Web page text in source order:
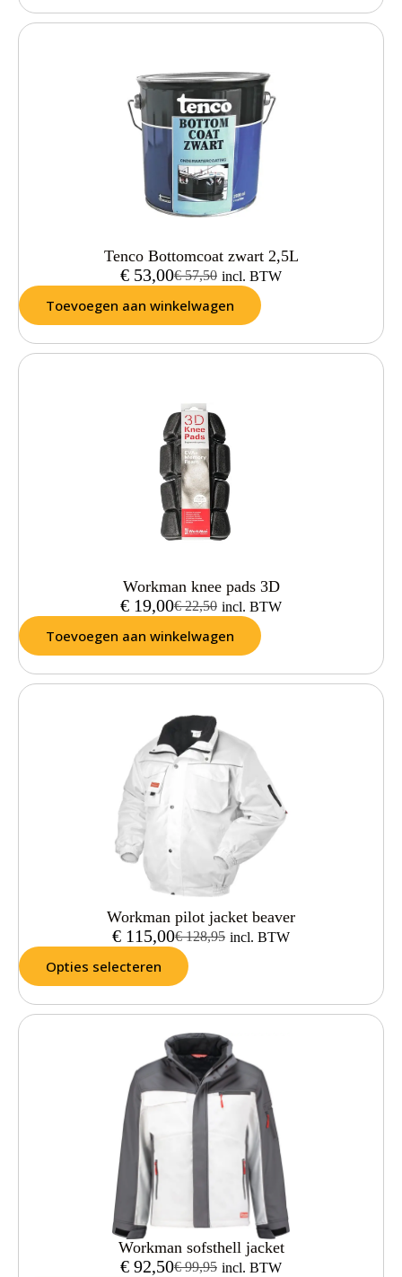
Tenco Bottomcoat zwart 2,5L
€57,50
€ 53,00 incl. BTW
Toevoegen aan winkelwagen
Workman knee pads 3D
€22,50
€ 19,00 incl. BTW
Toevoegen aan winkelwagen
Workman pilot jacket beaver
€128,95
€ 115,00 incl. BTW
Opties selecteren
Workman sofsthell jacket
€99,95
€ 92,50 incl. BTW